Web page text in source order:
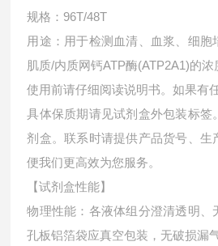
规格：96T/48T
用途：用于检测血清、血浆、细胞
肌质/内质网钙ATP酶(ATP2A1)的浓
使用前请仔细阅读说明书。如果有
具体保质期请见试剂盒外包装标签
剂盒。联系时请提供产品货号、生
便我们更高效为您服务。
【试剂盒性能】
物理性能：各液体组分澄清透明、
孔板铝箔袋应真空包装，无破损漏气